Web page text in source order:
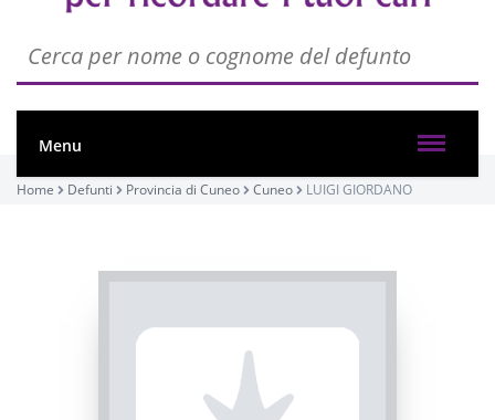
Menu
Home Defunti Provincia di Cuneo Cuneo LUIGI GIORDANO
1° ANNIVERSARIO
09/10/2022 10:30
INVIA CONDOGLIANZE